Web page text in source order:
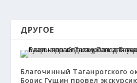
ДРУГОЕ
Благочинный Таганрогского
Борис Гущин провел